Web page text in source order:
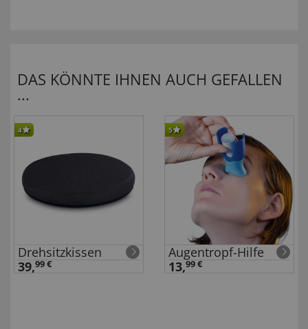
DAS KÖNNTE IHNEN AUCH GEFALLEN
...
4
Drehsitzkissen
39,99 €
5
Augentropf-Hilfe
13,99 €